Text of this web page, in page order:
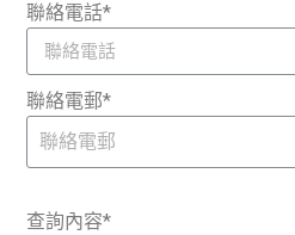
聯絡電話*
聯絡電郵*
查詢內容*